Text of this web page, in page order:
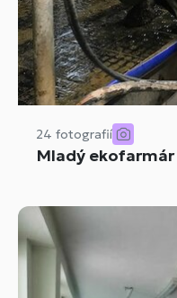
24 fotografií
Mladý